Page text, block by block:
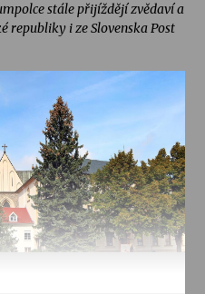
stále přijíždějí zvědaví a
republiky i ze Slovenska Post